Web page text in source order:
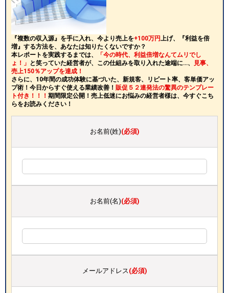
『複数の収入源』を手に入れ、今より売上を+100万円上げ、『利益を倍
増』する方法を、あなたは知りたくないですか？
本レポートを実践するまでは、
「今の時代、利益倍増なんてムリでし
ょ！」 と笑っていた経営者が、この仕組みを取り入れた途端に…、
見事、
売上150％アップを達成！
さらに、10年間の成功体験に基づいた、新規客、リピート率、客単価アッ
プ術！今日からすぐ使える業績改善！ 販促５２連発法の驚異のテンプレー
ト付き！！！ 期間限定公開！売上低迷にお悩みの経営者様は、今すぐこち
らをお読みください！
お名前(姓)(必須)
お名前(名)(必須)
メールアドレス(必須)